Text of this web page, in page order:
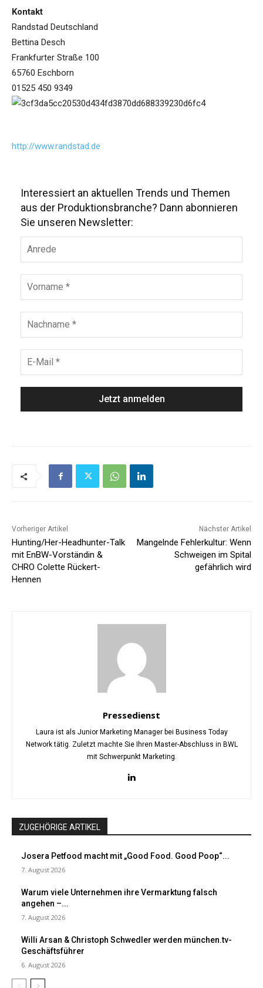
Kontakt
Randstad Deutschland
Bettina Desch
Frankfurter Straße 100
65760 Eschborn
01525 450 9349
http://www.randstad.de
Interessiert an aktuellen Trends und Themen
aus der Produktionsbranche? Dann abonnieren
Sie unseren Newsletter:
Vorheriger Artikel
Hunting/Her-Headhunter-Talk
mit EnBW-Vorständin &
CHRO Colette Rückert-
Hennen
Nächster Artikel
Mangelnde Fehlerkultur: Wenn
Schweigen im Spital
gefährlich wird
Pressedienst
Laura ist als Junior Marketing Manager bei Business Today
Network tätig. Zuletzt machte Sie Ihren Master-Abschluss in BWL
mit Schwerpunkt Marketing.
ZUGEHÖRIGE ARTIKEL
Josera Petfood macht mit „Good Food. Good Poop“...
7. August 2026
Warum viele Unternehmen ihre Vermarktung falsch
angehen –...
7. August 2026
Willi Arsan & Christoph Schwedler werden münchen.tv-
Geschäftsführer
6. August 2026